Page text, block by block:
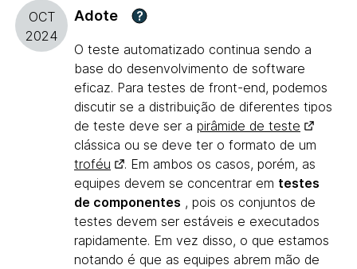
OCT
2024
Adote ?
O teste automatizado continua sendo a
base do desenvolvimento de software
eficaz. Para testes de front-end, podemos
discutir se a distribuição de diferentes tipos
de teste deve ser a pirâmide de teste
clássica ou se deve ter o formato de um
troféu
. Em ambos os casos, porém, as
equipes devem se concentrar em testes
de componentes , pois os conjuntos de
testes devem ser estáveis e executados
rapidamente. Em vez disso, o que estamos
notando é que as equipes abrem mão de